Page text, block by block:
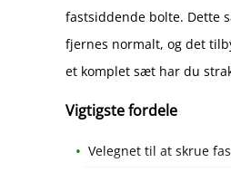
fastsiddende bolte. Dette
fjernes normalt, og det
et komplet sæt har du
Vigtigste fordele
Velegnet til at skrue